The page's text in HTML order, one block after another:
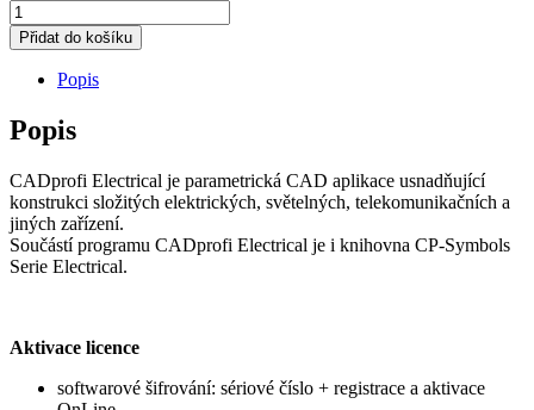
Přidat do košíku
Popis
Popis
CADprofi Electrical je parametrická CAD aplikace usnadňující
konstrukci složitých elektrických, světelných, telekomunikačních a
jiných zařízení.
Součástí programu CADprofi Electrical je i knihovna CP-Symbols
Serie Electrical.
Aktivace licence
softwarové šifrování: sériové číslo + registrace a aktivace